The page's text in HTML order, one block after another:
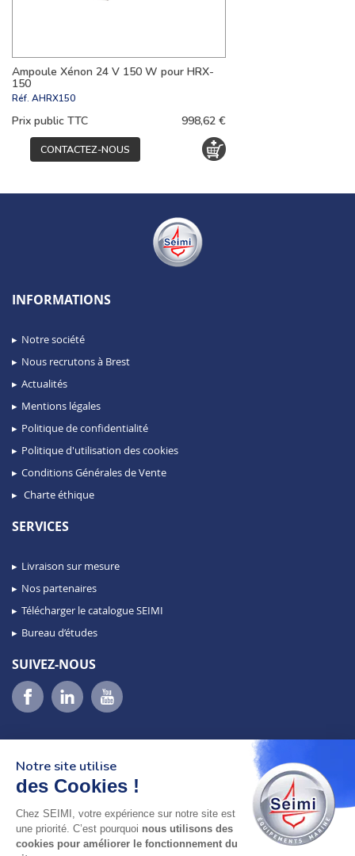
Ampoule Xénon 24 V 150 W pour HRX-
150
Réf. AHRX150
Prix public TTC 998,62 €
CONTACTEZ-NOUS
INFORMATIONS
Notre société
Nous recrutons à Brest
Actualités
Mentions légales
Politique de confidentialité
Politique d'utilisation des cookies
Conditions Générales de Vente
Charte éthique
SERVICES
Livraison sur mesure
Nos partenaires
Télécharger le catalogue SEIMI
Bureau d’études
SUIVEZ-NOUS
02 98 46 11 02
lundi au vendredi
Notre site utilise
des Cookies !
Chez SEIMI, votre expérience sur notre site est
une priorité. C’est pourquoi nous utilisons des
cookies pour améliorer le fonctionnement du